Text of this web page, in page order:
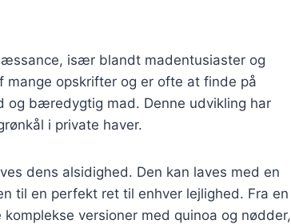
især blandt madentusiaster og
opskrifter og er ofte at finde på
og bæredygtig mad. Denne udvikling har
i private haver.
dens alsidighed. Den kan laves med en
til en perfekt ret til enhver lejlighed. Fra en
versioner med quinoa og nødder,